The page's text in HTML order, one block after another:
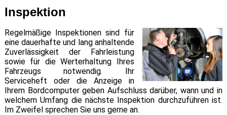
Inspektion
Regelmäßige Inspektionen sind für
eine dauerhafte und lang anhaltende
Zuverlässigkeit der Fahrleistung
sowie für die Werterhaltung Ihres
Fahrzeugs notwendig. Ihr
Serviceheft oder die Anzeige in
Ihrem Bordcomputer geben Aufschluss darüber, wann und in
welchem Umfang die nächste Inspektion durchzuführen ist.
Im Zweifel sprechen Sie uns gerne an.